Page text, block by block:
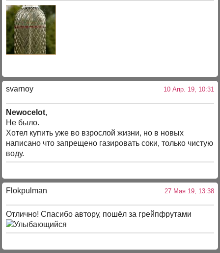
svarnoy 10 Апр. 19, 10:31
Newocelot,
Не было.
Хотел купить уже во взрослой жизни, но в новых
написано что запрещено газировать соки, только чистую
воду.
Flokpulman 27 Мая 19, 13:38
Отлично! Спасибо автору, пошёл за грейпфрутами